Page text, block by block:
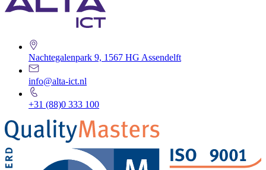
Nachtegalenpark 9, 1567 HG Assendelft
info@alta-ict.nl
+31 (88)0 333 100